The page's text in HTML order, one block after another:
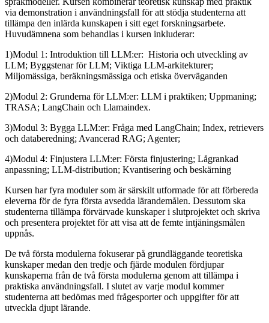
via demonstration i användningsfall för att stödja studenterna att
tillämpa den inlärda kunskapen i sitt eget forskningsarbete.
Huvudämnena som behandlas i kursen inkluderar:
1)Modul 1: Introduktion till LLM:er: Historia och utveckling av
LLM; Byggstenar för LLM; Viktiga LLM-arkitekturer;
Miljomässiga, beräkningsmässiga och etiska överväganden
2)Modul 2: Grunderna för LLM:er: LLM i praktiken; Uppmaning;
TRASA; LangChain och Llamaindex.
3)Modul 3: Bygga LLM:er: Fråga med LangChain; Index, retrievers
och databeredning; Avancerad RAG; Agenter;
4)Modul 4: Finjustera LLM:er: Första finjustering; Lågrankad
anpassning; LLM-distribution; Kvantisering och beskärning
Kursen har fyra moduler som är särskilt utformade för att förbereda
eleverna för de fyra första avsedda lärandemålen. Dessutom ska
studenterna tillämpa förvärvade kunskaper i slutprojektet och skriva
och presentera projektet för att visa att de femte intjäningsmålen
uppnås.
De två första modulerna fokuserar på grundläggande teoretiska
kunskaper medan den tredje och fjärde modulen fördjupar
kunskaperna från de två första modulerna genom att tillämpa i
praktiska användningsfall. I slutet av varje modul kommer
studenterna att bedömas med frågesporter och uppgifter för att
utveckla djupt lärande.